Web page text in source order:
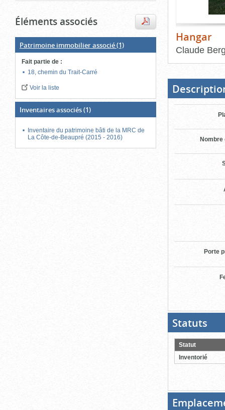
Éléments associés
Patrimoine immobilier associé(1)
Fait partie de :
18, chemin du Trait-Carré
Voir la liste
Inventaires associés(1)
Inventaire du patrimoine bâti de la MRC de
La Côte-de-Beaupré (2015 - 2016)
Hangar
Claude
bloc
d'onglets
Nombre
Porte
Statuts
pour
Statut
Inventorié